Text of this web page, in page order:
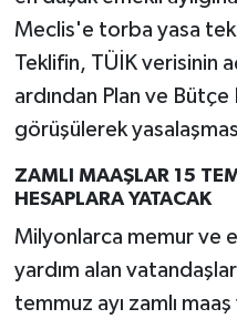
Meclis'e torba yasa
Teklifin, TÜİK verisinin
ardından Plan ve
görüşülerek
ZAMLI MAAŞLAR 15
HESAPLARA YATACAK
Milyonlarca memur ve
yardım alan
temmuz ayı zamlı maaş